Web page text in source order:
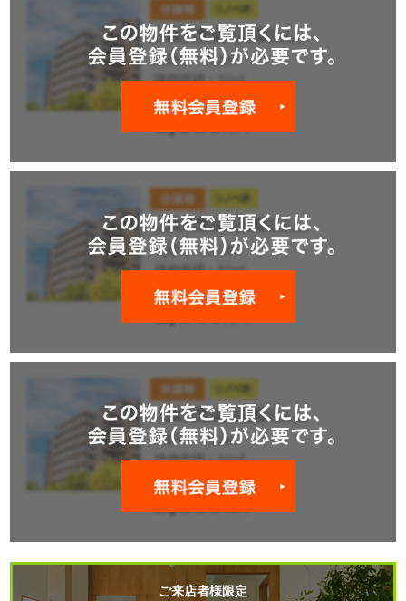
ご来店者様限定